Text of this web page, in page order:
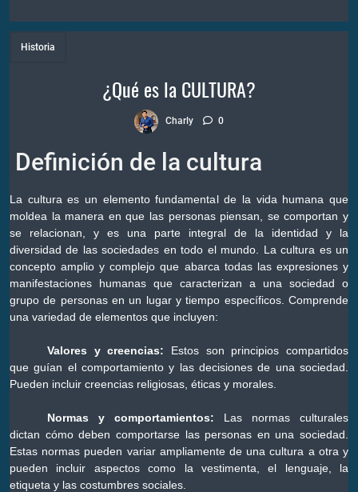
Historia
¿Qué es la CULTURA?
Charly 0
Definición de la cultura
La cultura es un elemento fundamental de la vida humana que
moldea la manera en que las personas piensan, se comportan y
se relacionan, y es una parte integral de la identidad y la
diversidad de las sociedades en todo el mundo. La cultura es un
concepto amplio y complejo que abarca todas las expresiones y
manifestaciones humanas que caracterizan a una sociedad o
grupo de personas en un lugar y tiempo específicos. Comprende
una variedad de elementos que incluyen:
Valores y creencias: Estos son principios compartidos
que guían el comportamiento y las decisiones de una sociedad.
Pueden incluir creencias religiosas, éticas y morales.
Normas y comportamientos: Las normas culturales
dictan cómo deben comportarse las personas en una sociedad.
Estas normas pueden variar ampliamente de una cultura a otra y
pueden incluir aspectos como la vestimenta, el lenguaje, la
etiqueta y las costumbres sociales.